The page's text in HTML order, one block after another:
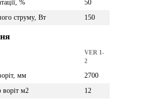
%
50
струму, Вт
150
VER 1-
2
мм
2700
м2
12